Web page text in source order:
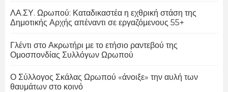
ΛΑ.ΣΥ. Ωρωπού: Καταδικαστέα η εχθρική στάση της
Δημοτικής Αρχής απέναντι σε εργαζόμενους 55+
Γλέντι στο Ακρωτήρι με το ετήσιο ραντεβού της
Ομοσπονδίας Συλλόγων Ωρωπού
Ο Σύλλογος Σκάλας Ωρωπού «άνοιξε» την αυλή των
θαυμάτων στο κοινό